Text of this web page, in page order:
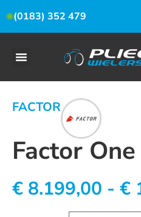
(0183) 352 479
FACTOR
Factor One
€ 8.199,00 - €